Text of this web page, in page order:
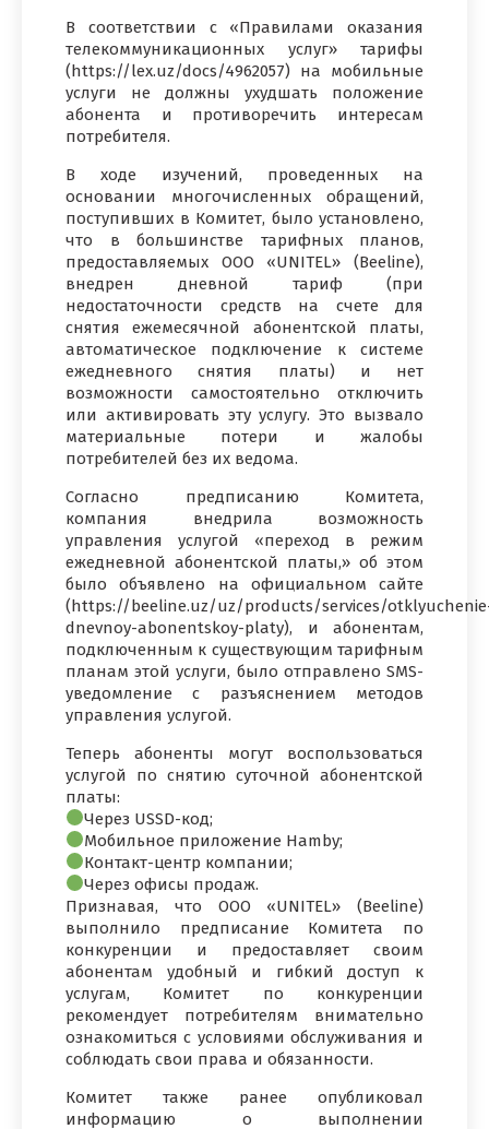
В соответствии с «Правилами оказания
телекоммуникационных услуг» тарифы
(https://lex.uz/docs/4962057) на мобильные
услуги не должны ухудшать положение
абонента и противоречить интересам
потребителя.
В ходе изучений, проведенных на
основании многочисленных обращений,
поступивших в Комитет, было установлено,
что в большинстве тарифных планов,
предоставляемых ООО «UNITEL» (Beeline),
внедрен дневной тариф (при
недостаточности средств на счете для
снятия ежемесячной абонентской платы,
автоматическое подключение к системе
ежедневного снятия платы) и нет
возможности самостоятельно отключить
или активировать эту услугу. Это вызвало
материальные потери и жалобы
потребителей без их ведома.
Согласно предписанию Комитета,
компания внедрила возможность
управления услугой «переход в режим
ежедневной абонентской платы,» об этом
было объявлено на официальном сайте
(https://beeline.uz/uz/products/services/
dnevnoy-abonentskoy-platy), и абонентам,
подключенным к существующим тарифным
планам этой услуги, было отправлено SMS-
уведомление с разъяснением методов
управления услугой.
Теперь абоненты могут воспользоваться
услугой по снятию суточной абонентской
платы:
Через USSD-код;
Мобильное приложение Hamby;
Контакт-центр компании;
Через офисы продаж.
Признавая, что ООО «UNITEL» (Beeline)
выполнило предписание Комитета по
конкуренции и предоставляет своим
абонентам удобный и гибкий доступ к
услугам, Комитет по конкуренции
рекомендует потребителям внимательно
ознакомиться с условиями обслуживания и
соблюдать свои права и обязанности.
Комитет также ранее опубликовал
информацию о выполнении